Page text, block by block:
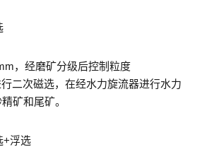
，经磨矿分级后控制粒度
二次磁选，在经水力旋流器进行水力
矿和尾矿。
浮选